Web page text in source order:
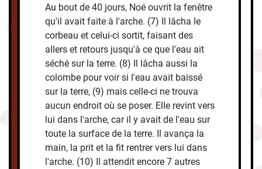
Au bout de 40 jours, Noé ouvrit la fenêtre
qu'il avait faite à l'arche. (7) Il lâcha le
corbeau et celui-ci sortit, faisant des
allers et retours jusqu'à ce que l'eau ait
séché sur la terre. (8) Il lâcha aussi la
colombe pour voir si l'eau avait baissé
sur la terre, (9) mais celle-ci ne trouva
aucun endroit où se poser. Elle revint vers
lui dans l'arche, car il y avait de l'eau sur
toute la surface de la terre. Il avança la
main, la prit et la fit rentrer vers lui dans
l'arche. (10) Il attendit encore 7 autres